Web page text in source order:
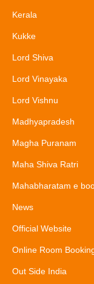
Kerala
Kukke
Lord Shiva
Lord Vinayaka
Lord Vishnu
Madhyapradesh
Magha Puranam
Maha Shiva Ratri
Mahabharatam e
News
Official Website
Online Room
Out Side India